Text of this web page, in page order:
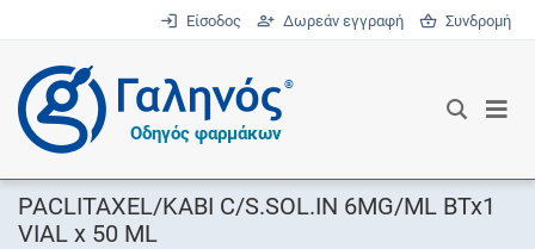
Είσοδος Δωρεάν εγγραφή Συνδρομή
®
Οδηγός φαρμάκων
PACLITAXEL/KABI C/S.SOL.IN 6MG/ML BTx1
VIAL x 50 ML